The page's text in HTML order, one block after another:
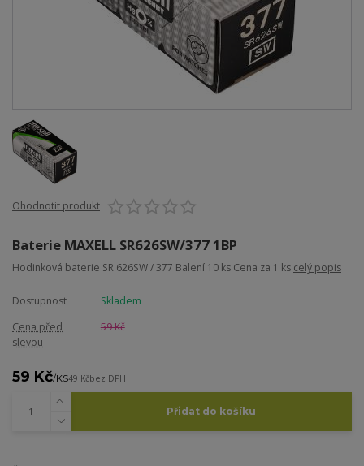
Ohodnotit produkt
Baterie MAXELL SR626SW/377 1BP
Hodinková baterie SR 626SW / 377 Balení 10 ks Cena za 1 ks celý popis
Dostupnost
Skladem
Cena před
slevou
59 Kč
59 Kč/KS49 Kčbez DPH
Přidat do košíku